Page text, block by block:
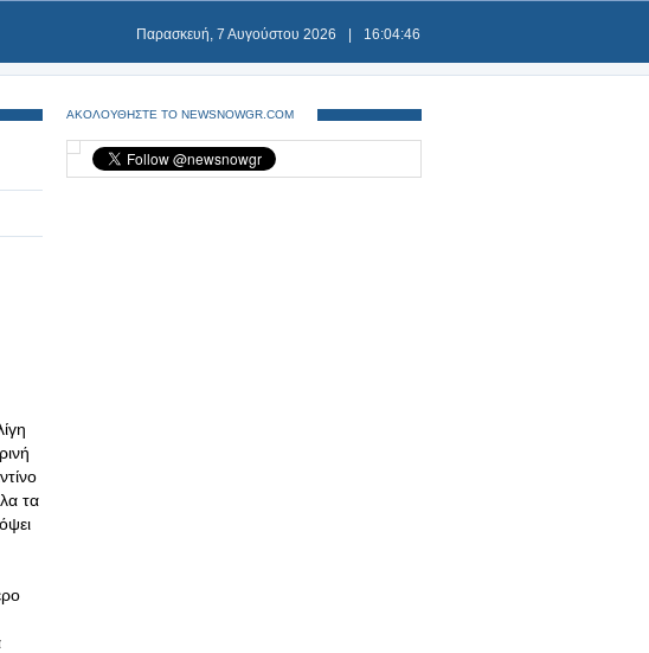
Παρασκευή, 7 Αυγούστου 2026 16:04:46
τα
ΑΚΟΛΟΥΘΗΣΤΕ ΤΟ NEWSNOWGR.COM